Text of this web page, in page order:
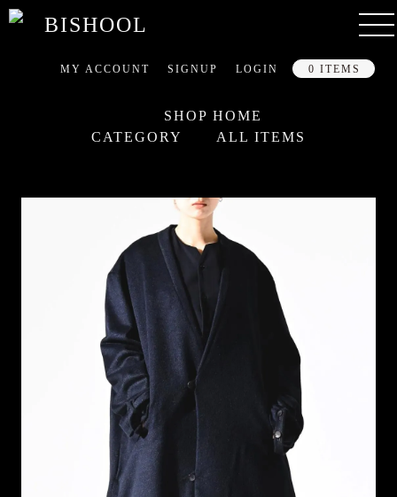
MY ACCOUNT SIGNUP LOGIN 0 ITEMS
SHOP HOME
CATEGORY
ALL ITEMS